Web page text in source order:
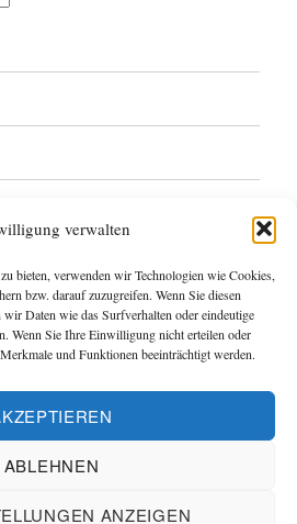
verwalten
bieten, verwenden wir Technologien wie Cookies,
bzw. darauf zuzugreifen. Wenn Sie diesen
Daten wie das Surfverhalten oder eindeutige
Wenn Sie Ihre Einwilligung nicht erteilen oder
und Funktionen beeinträchtigt werden.
ABLEHNEN
ANZEIGEN
von 1894 e.V.